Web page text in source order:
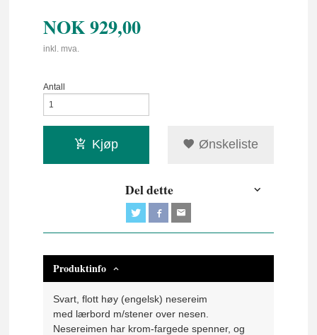
NOK929,00
inkl. mva.
Antall
Kjøp Ønskeliste
Del dette
Produktinfo
Svart, flott høy (engelsk) nesereim
med lærbord m/stener over nesen.
Nesereimen har krom-fargede spenner, og